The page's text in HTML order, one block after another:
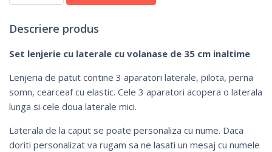
Descriere produs
Set lenjerie cu laterale cu volanase de 35 cm inaltime
Lenjeria de patut contine 3 aparatori laterale, pilota, perna
somn, cearceaf cu elastic. Cele 3 aparatori acopera o laterala
lunga si cele doua laterale mici.
Laterala de la caput se poate personaliza cu nume. Daca
doriti personalizat va rugam sa ne lasati un mesaj cu numele